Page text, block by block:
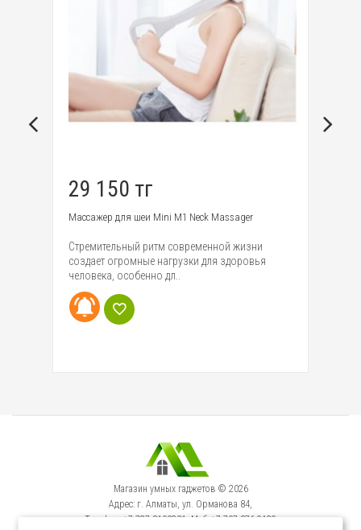
29 150 тг
Массажер для шеи Mini M1 Neck Massager
Стремительный ритм современной жизни
создает огромные нагрузки для здоровья
человека, особенно дл..
Магазин умных гаджетов © 2026
Адрес: г. Алматы, ул. Орманова 84,
Телефон: +7-727-3100231, Моб: +7-707-376-9129